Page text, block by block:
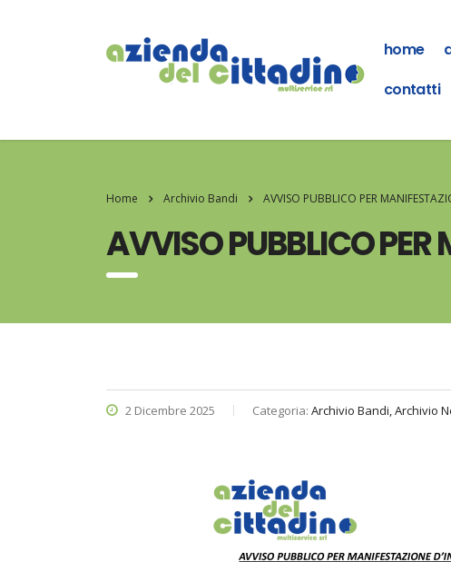
home
contatti
Home Archivio Bandi AVVISO PUBBLICO PER
AVVISO PUBBLICO PER
2 Dicembre 2025 Categoria: Archivio Bandi, Archivio